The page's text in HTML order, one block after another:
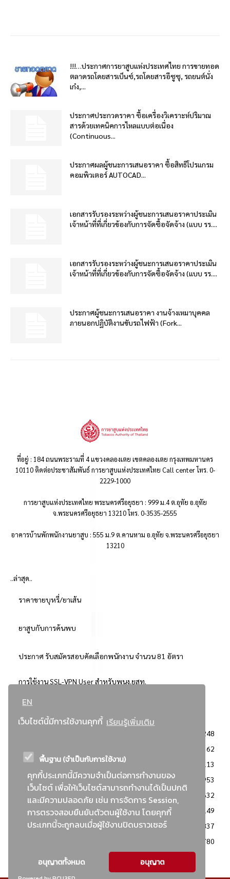
EN
เว็บไซต์นี้มีการใช้งานคุกกี้ เรียนรู้เพิ่มเติม
พื้นฐาน (จำเป็นกับการใช้งาน)
คุกกี้ประเภทนี้มีความจำเป็นต่อการทำงานของ
เว็บไซต์ เพื่อให้เว็บไซต์สามารถทำงานได้เป็นปกติ
และมีความปลอดภัย เช่น การจัดการ Session,
การตรวจสอบยืนยันตัวตนผู้ใช้งาน โดยคุกกี้
ประเภทนี้จะถูกลบเมื่อผู้ใช้งานปิดบราวเซอร์
อนุญาตทั้งหมด อนุญาต
!!!…ประกาศการยาสูบแห่งประเทศไทย การขายทอด
ตลาดรถโดยสารเบ็นซ์,รถโดยสารอีซูซุ, รถยนต์นั่ง
เก๋ง,...
ประกาศประกวดราคา ซื้อเครื่องวิเคราะห์ปริมาณ
สารด้วยเทคนิคการไหลแบบต่อเนื่อง
(Continuous...
ประกาศผลผู้ชนะการเสนอราคา ซื้อสิทธิโปรแกรม
คอมพิวเตอร์ AUTOCAD...
เอกสารรับรองระหว่างผู้ชนะการเสนอราคาประเมิน
เจ้าหน้าที่ที่เกี่ยวข้องกับการจัดซื้อจัดจ้าง (แบบ รร....
เอกสารรับรองระหว่างผู้ชนะการเสนอราคาประเมิน
เจ้าหน้าที่ที่เกี่ยวข้องกับการจัดซื้อจัดจ้าง (แบบ รร....
ประกาศผู้ชนะการเสนอราคา งานจ้างเหมาบุคคล
ภายนอกปฏิบัติงานขับรถไฟฟ้า (Fork...
ที่อยู่ : 184 ถนนพระรามที่ 4 แขวงคลองเตย เขตคลองเตย กรุงเทพมหานคร
10110 ติดต่อประชาสัมพันธ์ การยาสูบแห่งประเทศไทย Call center โทร. 0-
2229-1000
การยาสูบแห่งประเทศไทย พระนครศรีอยุธยา : 999 ม.4 ต.อุทัย อ.อุทัย
จ.พระนครศรีอยุธยา 13210 โทร. 0-3535-2555
อาคารบ้านพักพนักงานยาสูบ : 555 ม.9 ต.คานหาม อ.อุทัย จ.พระนครศรีอยุธยา
13210
..ล่าสุด..
ราคาขายบุหรี่/ยาเส้น
ยาสูบกับการค้นพบ
ประกาศ รับสมัครสอบคัดเลือกพนักงาน จำนวน 81 อัตรา
การใช้งาน SSL-VPN User สำหรับพนง.ยสท.
..ยอดนิยม..
3248
2362
: วิธีเฉพาะเจาะจง
2113
ข่าวสาร/ประกาศ
1953
: เอกสารส่งเสริมความโปร่งใสในการจัดซื้อจัดจ้าง
1632
ข่าวสารจัดซื้อจัดจ้าง
1149
: แผนการจัดซื้อจัดจ้าง
837
780